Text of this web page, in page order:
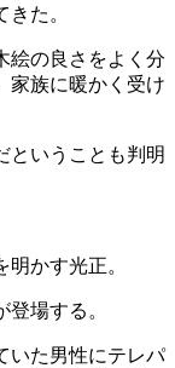
た。
絵の良さをよく分
家族に暖かく受け
ということも判明
かす光正。
場する。
いた男性にテレパ